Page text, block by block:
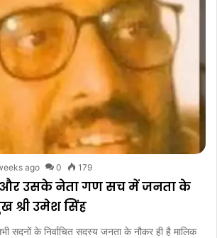
ago 0 179
और उसके नेता गण सच में जनता के
श्री उमेश सिंह
सदनों के निर्वाचित सदस्य जनता के नौकर ही है मालिक